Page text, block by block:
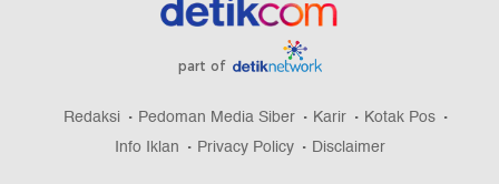
part of
Redaksi Pedoman Media Siber Karir
Kotak Pos
Info Iklan
Privacy Policy Disclaimer